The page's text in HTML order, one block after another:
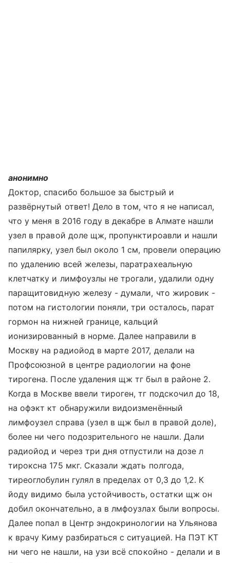
анонимно
Доктор, спасибо большое за быстрый и
развёрнутый ответ! Дело в том, что я не написал,
что у меня в 2016 году в декабре в Алмате нашли
узел в правой доле щж, пропунктироавли и нашли
папилярку, узел был около 1 см, провели операцию
по удалению всей железы, паратрахеальную
клетчатку и лимфоузлы не трогали, удалили одну
паращитовидную железу - думали, что жировик -
потом на гистологии поняли, три осталось, парат
гормон на нижней границе, кальций
ионизированный в норме. Далее направили в
Москву на радиойод в марте 2017, делали на
Профсоюзной в центре радиологии на фоне
тирогена. После удаления щж тг был в районе 2.
Когда в Москве ввели тироген, тг подскочил до 18,
на офэкт кт обнаружили видоизменённый
лимфоузел справа (узел в щж был в правой доле),
более ни чего подозрительного не нашли. Дали
радиойод и через три дня отпустили на дозе л
тироксна 175 мкг. Сказали ждать полгода,
тиреоглобулин гулял в пределах от 0,3 до 1,2. К
йоду видимо была устойчивость, остатки щж он
добил окончательно, а в лмфоузлах были вопросы.
Далее попал в Центр эндокринологии на Ульянова
к врачу Киму разбираться с ситуацией. На ПЭТ КТ
ни чего не нашли, на узи всё спокойно - делали и в